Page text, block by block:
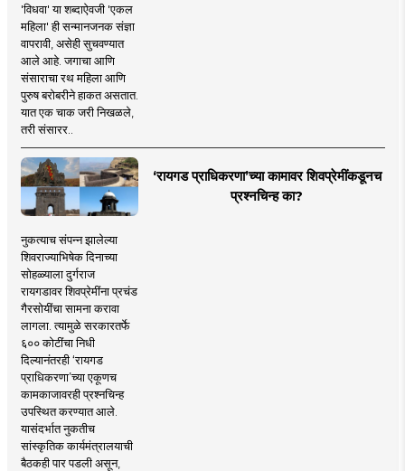
'विधवा' या शब्दाऐवजी 'एकल
महिला' ही सन्मानजनक संज्ञा
वापरावी, असेही सुचवण्यात
आले आहे. जगाचा आणि
संसाराचा रथ महिला आणि
पुरुष बरोबरीने हाकत असतात.
यात एक चाक जरी निखळले,
तरी संसारर..
‘रायगड प्राधिकरणा’च्या कामावर शिवप्रेमींकडूनच
प्रश्नचिन्ह का?
नुकत्याच संपन्न झालेल्या
शिवराज्याभिषेक दिनाच्या
सोहळ्याला दुर्गराज
रायगडावर शिवप्रेमींना प्रचंड
गैरसोयींचा सामना करावा
लागला. त्यामुळे सरकारतर्फे
६०० कोटींचा निधी
दिल्यानंतरही ‘रायगड
प्राधिकरणा’च्या एकूणच
कामकाजावरही प्रश्नचिन्ह
उपस्थित करण्यात आले.
यासंदर्भात नुकतीच
सांस्कृतिक कार्यमंत्रालयाची
बैठकही पार पडली असून,